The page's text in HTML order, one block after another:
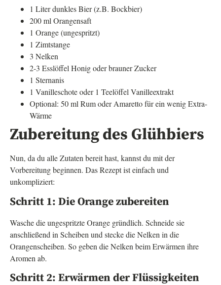
1 Liter dunkles Bier (z.B. Bockbier)
200 ml Orangensaft
1 Orange (ungespritzt)
1 Zimtstange
3 Nelken
2-3 Esslöffel Honig oder brauner Zucker
1 Sternanis
1 Vanilleschote oder 1 Teelöffel Vanilleextrakt
Optional: 50 ml Rum oder Amaretto für ein wenig Extra-
Wärme
Zubereitung des Glühbiers
Nun, da du alle Zutaten bereit hast, kannst du mit der
Vorbereitung beginnen. Das Rezept ist einfach und
unkompliziert:
Schritt 1: Die Orange zubereiten
Wasche die ungespritzte Orange gründlich. Schneide sie
anschließend in Scheiben und stecke die Nelken in die
Orangenscheiben. So geben die Nelken beim Erwärmen ihre
Aromen ab.
Schritt 2: Erwärmen der Flüssigkeiten